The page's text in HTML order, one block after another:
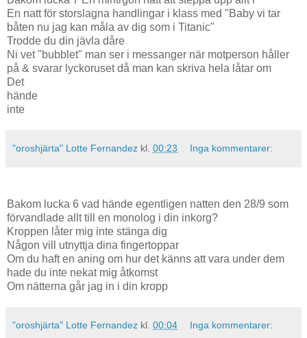
En natt för storslagna handlingar i klass med "Baby vi tar
båten nu jag kan måla av dig som i Titanic"
Trodde du din jävla dåre
Ni vet "bubblet" man ser i messanger när motperson håller
på & svarar lyckoruset då man kan skriva hela låtar om
Det
hände
inte
"oroshjärta" Lotte Fernandez kl. 00:23 Inga kommentarer:
Bakom lucka 6 vad hände egentligen natten den 28/9 som
förvandlade allt till en monolog i din inkorg?
Kroppen låter mig inte stänga dig
Någon vill utnyttja dina fingertoppar
Om du haft en aning om hur det känns att vara under dem
hade du inte nekat mig åtkomst
Om nätterna går jag in i din kropp
"oroshjärta" Lotte Fernandez kl. 00:04 Inga kommentarer: